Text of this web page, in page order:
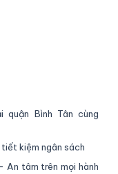
Bình Tân cùng
kiệm ngân sách
tâm trên mọi hành